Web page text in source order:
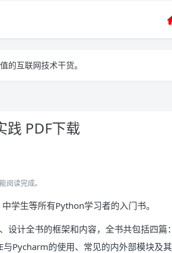
的互联网技术干货。
PDF下载
阅读完成。
学生等所有Python学习者的入门书。
设计全书的框架和内容，全书共包括四
与Pycharm的使用、常见的内外部模块